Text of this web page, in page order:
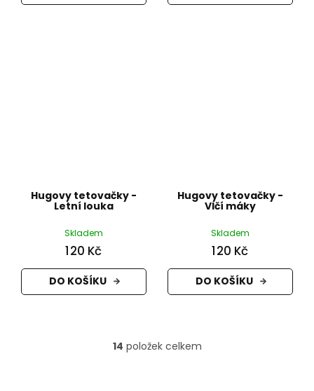
Hugovy tetovačky -
Letní louka
Skladem
120 Kč
DO KOŠÍKU
Hugovy tetovačky -
Vlčí máky
Skladem
120 Kč
DO KOŠÍKU
O
14 položek celkem